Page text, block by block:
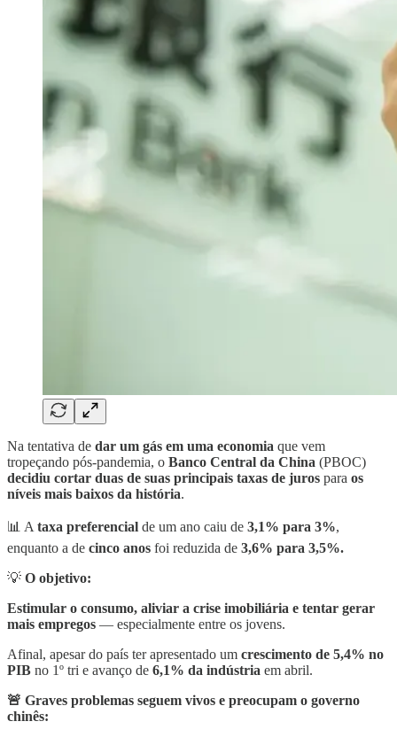
Na tentativa de dar um gás em uma economia que vem
tropeçando pós-pandemia, o Banco Central da China (PBOC)
decidiu cortar duas de suas principais taxas de juros para os
níveis mais baixos da história.
📊 Ataxa preferencial de um ano caiu de 3,1% para 3%,
enquanto a de cinco anos foi reduzida de 3,6% para 3,5%.
💡 O objetivo:
Estimular o consumo, aliviar a crise imobiliária e tentar gerar
mais empregos — especialmente entre os jovens.
Afinal, apesar do país ter apresentado um crescimento de 5,4% no
PIB no 1º tri e avanço de 6,1% da indústria em abril.
🚨 Graves problemas seguem vivos e preocupam o governo
chinês: